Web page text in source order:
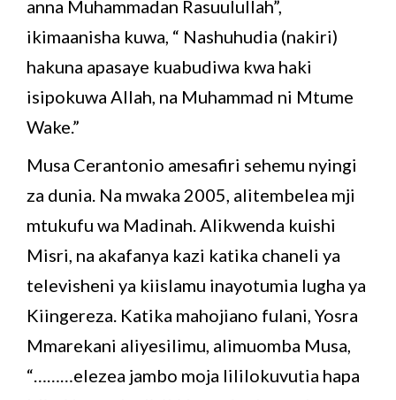
anna Muhammadan Rasuulullah”,
ikimaanisha kuwa, “ Nashuhudia (nakiri)
hakuna apasaye kuabudiwa kwa haki
isipokuwa Allah, na Muhammad ni Mtume
Wake.”
Musa Cerantonio amesafiri sehemu nyingi
za dunia. Na mwaka 2005, alitembelea mji
mtukufu wa Madinah. Alikwenda kuishi
Misri, na akafanya kazi katika chaneli ya
televisheni ya kiislamu inayotumia lugha ya
Kiingereza. Katika mahojiano fulani, Yosra
Mmarekani aliyesilimu, alimuomba Musa,
“………elezea jambo moja lililokuvutia hapa